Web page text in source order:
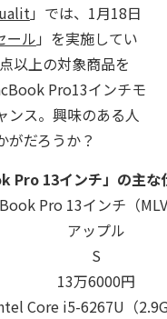
」では、1月18日
ール 」を実施してい
以上の対象商品を
Pro13インチモ
ンス。興味のある人
がだろうか？
Pro 13インチ」の主な
Pro 13インチ（
アップル
S
13万6000円
Core i5-6267U（